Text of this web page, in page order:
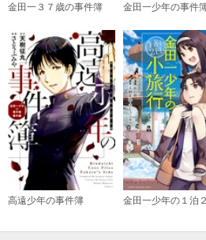
必要ポイント：
Ｆｉｌｅ（１１）
必要ポイント：
Ｆｉｌｅ（１２）
金田一３７歳の事件簿
高遠少年の事件簿